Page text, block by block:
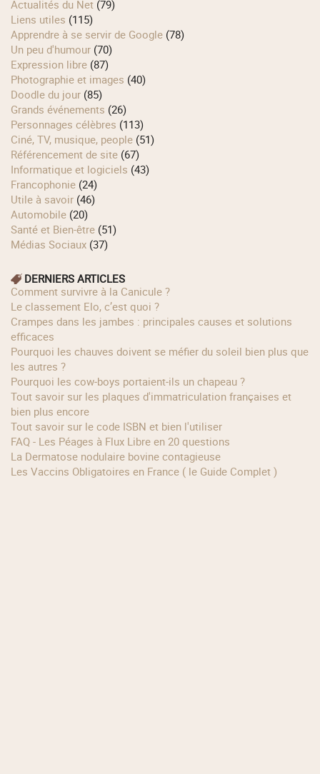
Actualités du Net (79)
Liens utiles (115)
Apprendre à se servir de Google (78)
Un peu d'humour (70)
Expression libre (87)
Photographie et images (40)
Doodle du jour (85)
Grands événements (26)
Personnages célèbres (113)
Ciné, TV, musique, people (51)
Référencement de site (67)
Informatique et logiciels (43)
Francophonie (24)
Utile à savoir (46)
Automobile (20)
Santé et Bien-être (51)
Médias Sociaux (37)
DERNIERS ARTICLES
Comment survivre à la Canicule ?
Le classement Elo, c’est quoi ?
Crampes dans les jambes : principales causes et solutions
efficaces
Pourquoi les chauves doivent se méfier du soleil bien plus que
les autres ?
Pourquoi les cow‑boys portaient‑ils un chapeau ?
Tout savoir sur les plaques d'immatriculation françaises et
bien plus encore
Tout savoir sur le code ISBN et bien l'utiliser
FAQ - Les Péages à Flux Libre en 20 questions
La Dermatose nodulaire bovine contagieuse
Les Vaccins Obligatoires en France ( le Guide Complet )